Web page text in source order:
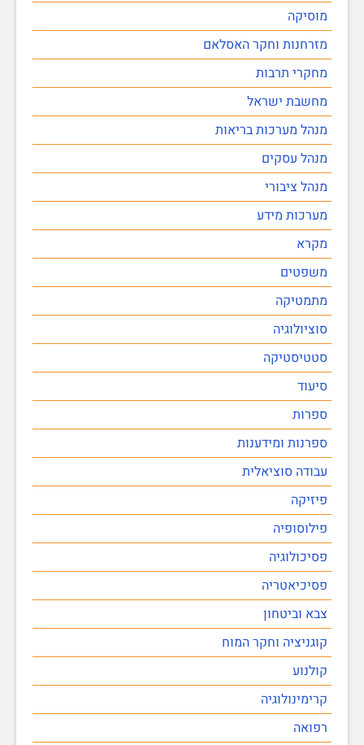
מוסיקה
מזרחנות וחקר האסלאם
מחקרי תרבות
מחשבת ישראל
מנהל מערכות בריאות
מנהל עסקים
מנהל ציבורי
מערכות מידע
מקרא
משפטים
מתמטיקה
סוציולוגיה
סטטיסטיקה
סיעוד
ספרות
ספרנות ומידענות
עבודה סוציאלית
פיזיקה
פילוסופיה
פסיכולוגיה
פסיכיאטריה
צבא וביטחון
קוגניציה וחקר המוח
קולנוע
קרימינולוגיה
רפואה